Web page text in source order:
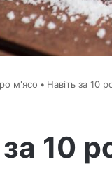
м'ясо • Навіть за 10
10